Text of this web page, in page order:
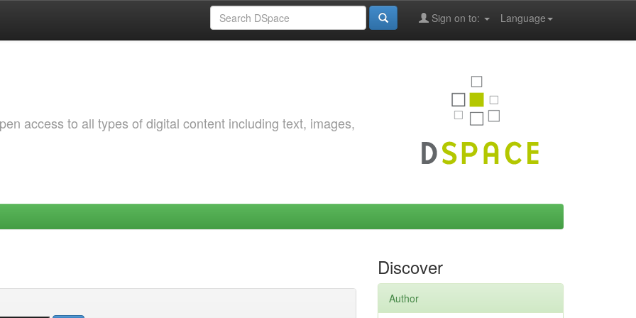
Language
Sign on to:
access to all types of digital content including text, images,
Discover
Author